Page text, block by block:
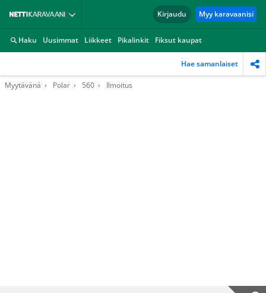
Kirjaudu Myy karavaanisi
Haku Uusimmat Liikkeet Pikalinkit Fiksut kaupat
Hae samanlaiset
Myytävänä Polar 560 Ilmoitus